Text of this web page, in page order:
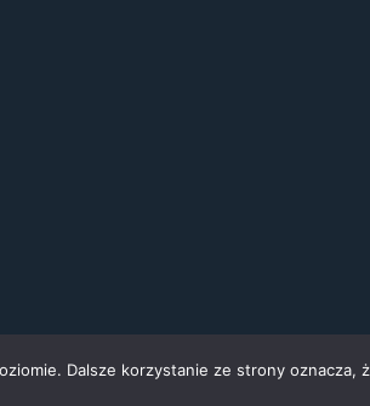
Dalsze korzystanie ze strony oznacza,